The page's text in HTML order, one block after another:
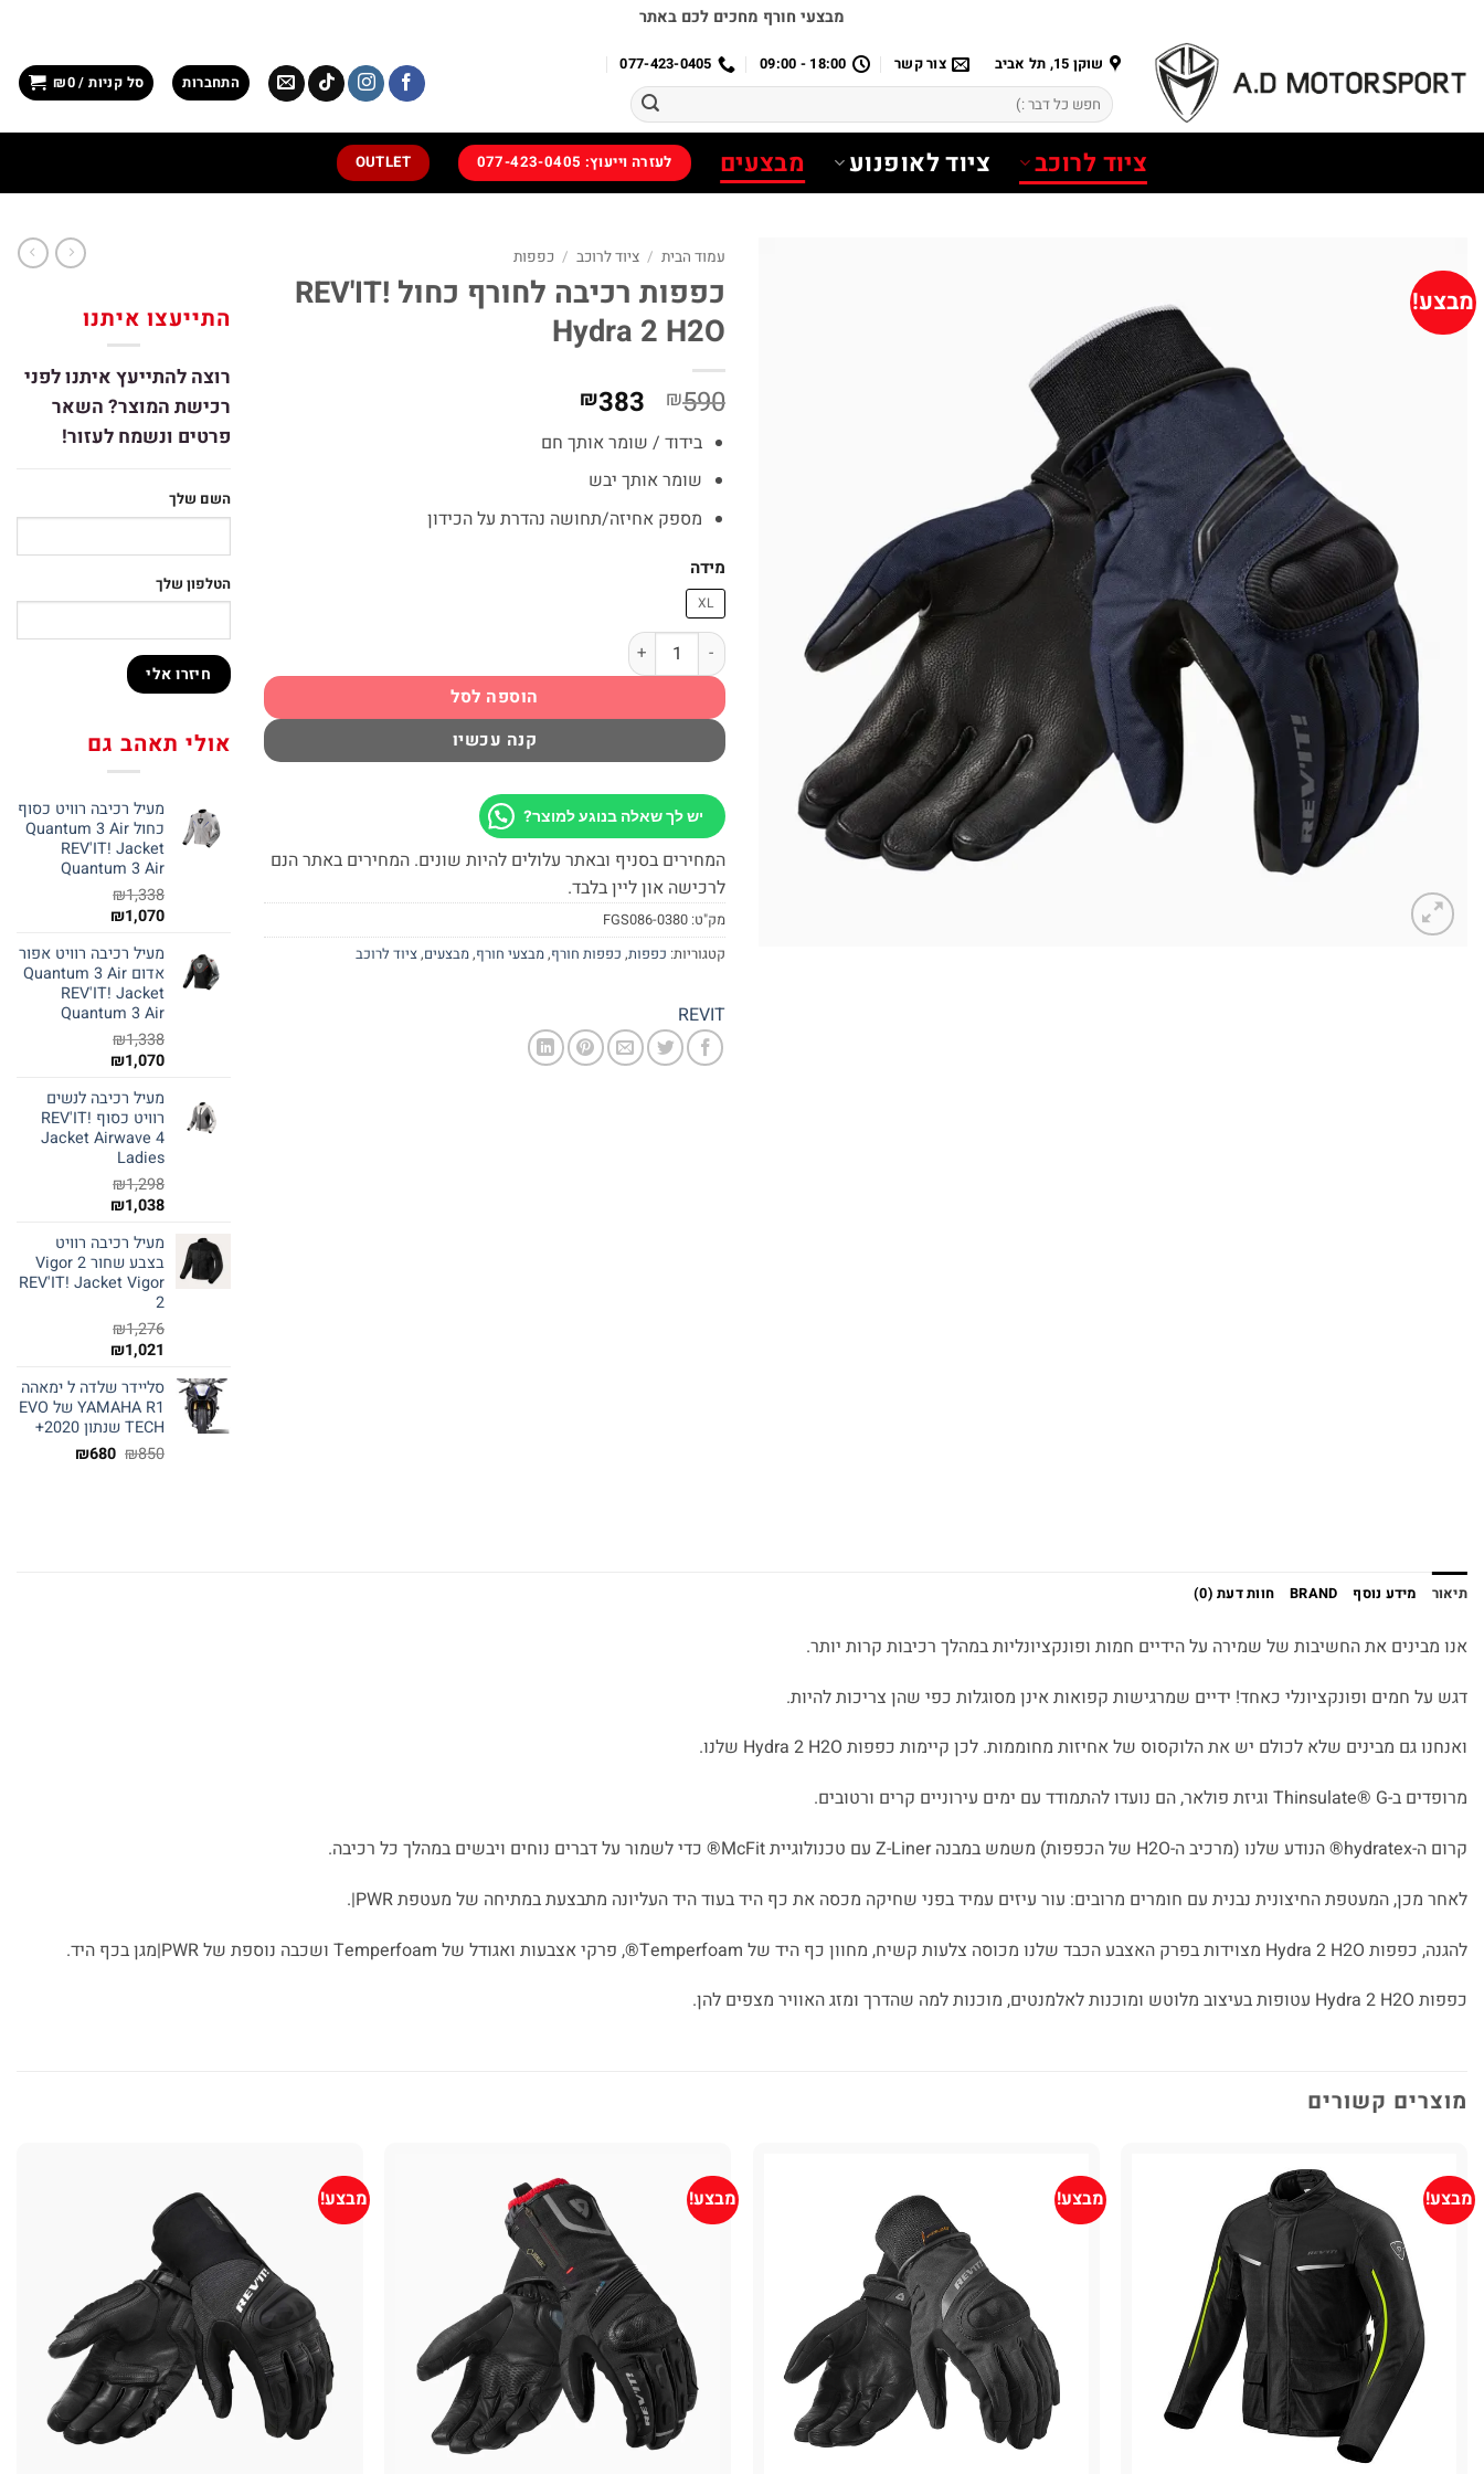
content
מבצעי חורף מחכים לכם באתר
שוקן 15, תל אביב צור קשר 18:00 - 09:00
077-423-0405
חיפוש
עבור:
התחברות סל קניות / ₪0
ציוד לרוכב ציוד לאופנוע מבצעים לעזרה וייעוץ: 077-423-0405 OUTLET
מבצע!
עמוד הבית / ציוד לרוכב / כפפות
כפפות רכיבה לחורף כחול REV'IT!
Hydra 2 H2O
₪590 המחיר
המקורי
היה:
₪590.
₪383
הנוכחי
הוא:
בידוד / שומר אותך חם
שומר אותך יבש
מספק אחיזה/תחושה נהדרת על הכידון
מידה
XL
כמות של כפפות רכיבה לחורף כחול REV'IT! Hydra 2 H2O
הוספה לסל
קנה עכשיו
יש לך שאלה בנוגע למוצר?
המחירים בסניף ובאתר עלולים להיות שונים. המחירים באתר הנם
לרכישה און ליין בלבד.
מק"ט: FGS086-0380
קטגוריות: כפפות, כפפות חורף,מבצעי חורף,מבצעים,ציוד לרוכב
REVIT
התייעצו איתנו
רוצה להתייעץ איתנו לפני
רכישת המוצר? השאר
פרטים ונשמח לעזור!
השם שלך
הטלפון שלך
אולי תאהב גם
מעיל רכיבה רוויט כסוף
כחול Quantum 3 Air
REV'IT! Jacket
Quantum 3 Air
₪1,338
₪1,070
מעיל רכיבה רוויט אפור
אדום Quantum 3 Air
REV'IT! Jacket
Quantum 3 Air
₪1,338
₪1,070
מעיל רכיבה לנשים
רוויט כסוף REV'IT!
Jacket Airwave 4
Ladies
₪1,298
₪1,038
מעיל רכיבה רוויט
בצבע שחור Vigor 2
REV'IT! Jacket Vigor
2
₪1,276
₪1,021
סליידר שלדה ל ימאהה
YAMAHA R1 של EVO
TECH שנתון 2020+
₪850
המחיר
₪680
תיאור מידע נוסף BRAND חוות דעת (0)
אנו מבינים את החשיבות של שמירה על הידיים חמות ופונקציונליות במהלך רכיבות קרות יותר.
דגש על חמים ופונקציונלי כאחד! ידיים שמרגישות קפואות אינן מסוגלות כפי שהן צריכות להיות.
ואנחנו גם מבינים שלא לכולם יש את הלוקסוס של אחיזות מחוממות. לכן קיימות כפפות Hydra 2 H2O שלנו.
מרופדים ב-Thinsulate® G וגיזת פולאר, הם נועדו להתמודד עם ימים עירוניים קרים ורטובים.
קרום ה-hydratex® הנודע שלנו (מרכיב ה-H2O של הכפפות) משמש במבנה Z-Liner עם טכנולוגיית McFit® כדי לשמור על דברים נוחים ויבשים במהלך כל רכיבה.
לאחר מכן, המעטפת החיצונית נבנית עם חומרים מרובים: עור עיזים עמיד בפני שחיקה מכסה את כף היד בעוד היד העליונה מתבצעת במתיחה של מעטפת PWR|.
להגנה, כפפות Hydra 2 H2O מצוידות בפרק האצבע הכבד שלנו מכוסה צלעות קשיח, מחוון כף היד של Temperfoam®, פרקי אצבעות ואגודל של Temperfoam ושכבה נוספת של PWR|מגן בכף היד.
כפפות Hydra 2 H2O עטופות בעיצוב מלוטש ומוכנות לאלמנטים, מוכנות למה שהדרך ומזג האוויר מצפים להן.
מוצרים קשורים
מבצע! מבצע! מבצע! מבצע!